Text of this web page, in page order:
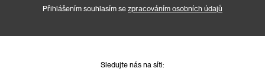
Přihlášením souhlasím se zpracováním osobních údajů
Sledujte nás na síti: